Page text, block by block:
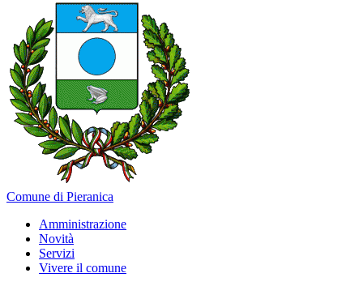
Comune di Pieranica
Amministrazione
Novità
Servizi
Vivere il comune